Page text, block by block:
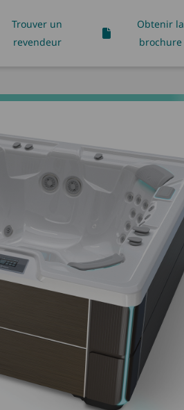
Trouver un
revendeur
Obtenir la
brochure